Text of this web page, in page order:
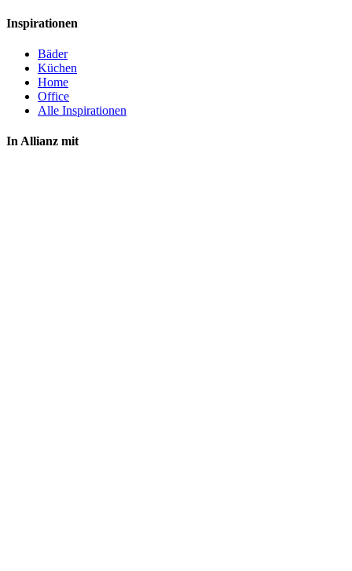
Inspirationen
Bäder
Küchen
Home
Office
Alle Inspirationen
In Allianz mit